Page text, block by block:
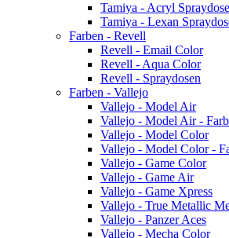
Tamiya - Acryl
Tamiya - Lexan
Farben - Revell
Revell - Email Color
Revell - Aqua Color
Revell - Spraydosen
Farben - Vallejo
Vallejo - Model Air
Vallejo - Model Air -
Vallejo - Model Color
Vallejo - Model Color -
Vallejo - Game Color
Vallejo - Game Air
Vallejo - Game Xpress
Vallejo - True Metallic
Vallejo - Panzer Aces
Vallejo - Mecha Color